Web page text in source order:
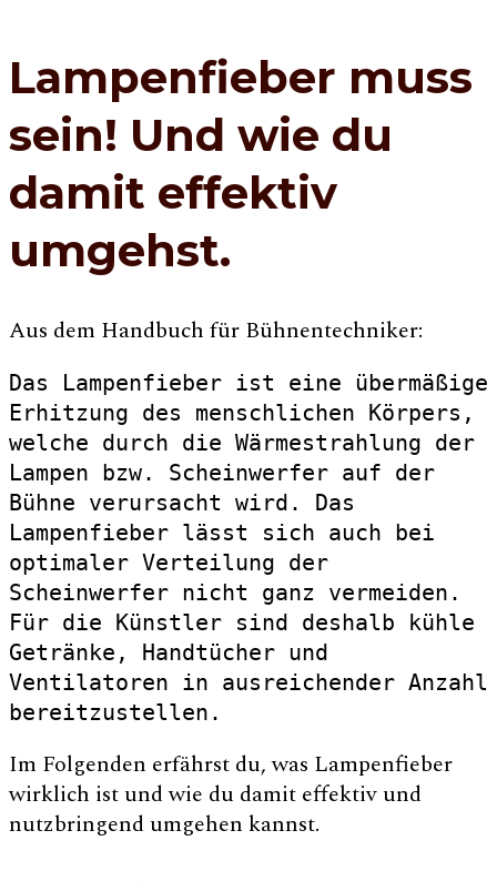
Lampenfieber muss
sein! Und wie du
damit effektiv
umgehst.
Aus dem Handbuch für Bühnentechniker:
Das Lampenfieber ist eine übermäßige
Erhitzung des menschlichen Körpers,
welche durch die Wärmestrahlung der
Lampen bzw. Scheinwerfer auf der
Bühne verursacht wird. Das
Lampenfieber lässt sich auch bei
optimaler Verteilung der
Scheinwerfer nicht ganz vermeiden.
Für die Künstler sind deshalb kühle
Getränke, Handtücher und
Ventilatoren in ausreichender Anzahl
bereitzustellen.
Im Folgenden erfährst du, was Lampenfieber
wirklich ist und wie du damit effektiv und
nutzbringend umgehen kannst.